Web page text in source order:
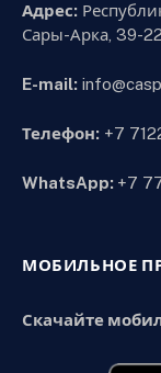
Адрес:
Сары-Арка, 39-22
E-mail:
Телефон: +7
WhatsApp: +7
МОБИЛЬНОЕ
Скачайте